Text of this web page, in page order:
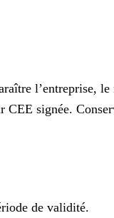
l’entreprise,
CEE signée.
de validité.